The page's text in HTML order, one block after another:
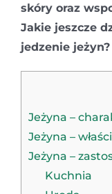
skóry oraz
Jakie jeszcze
jedzenie
Jeżyna –
Jeżyna –
Jeżyna –
Kuchnia